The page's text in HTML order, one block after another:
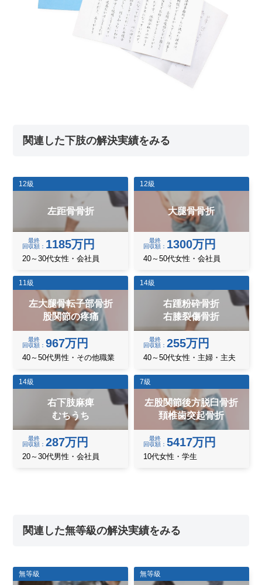
関連した下肢の解決実績をみる
12級
左距骨骨折
最終
回収額
1185万円
20～30代女性・会社員
12級
大腿骨骨折
最終
回収額
1300万円
40～50代女性・会社員
11級
左大腿骨転子部骨折
股関節の疼痛
最終
回収額
967万円
40～50代男性・その他職業
14級
右踵粉砕骨折
右膝裂傷骨折
最終
回収額
255万円
40～50代女性・主婦・主夫
14級
右下肢麻痺
むちうち
最終
回収額
287万円
20～30代男性・会社員
7級
左股関節後方脱臼骨折
頚椎歯突起骨折
最終
回収額
5417万円
10代女性・学生
関連した無等級の解決実績をみる
無等級 無等級